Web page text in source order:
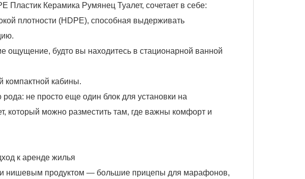
Пластик Керамика Румянец Туалет, сочетает в себе:
плотности (HDPE), способная выдерживать
ощущение, будто вы находитесь в стационарной ванной
компактной кабины.
рода: не просто еще один блок для установки на
который можно разместить там, где важны комфорт и
к аренде жилья
нишевым продуктом — большие прицепы для марафонов,